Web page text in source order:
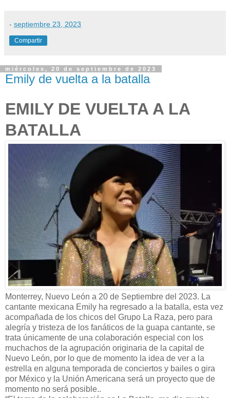
- septiembre 23, 2023
Compartir
miércoles, 20 de septiembre de 2023
Emily de vuelta a la batalla
EMILY DE VUELTA A LA
BATALLA
Monterrey, Nuevo León a 20 de Septiembre del 2023. La
cantante mexicana Emily ha regresado a la batalla, esta vez
acompañada de los chicos del Grupo La Raza, pero para
alegría y tristeza de los fanáticos de la guapa cantante, se
trata únicamente de una colaboración especial con los
muchachos de la agrupación originaria de la capital de
Nuevo León, por lo que de momento la idea de ver a la
estrella en alguna temporada de conciertos y bailes o gira
por México y la Unión Americana será un proyecto que de
momento no será posible..